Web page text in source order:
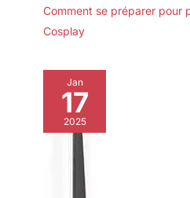
Comment se préparer pour
Cosplay
Jan
17
2025